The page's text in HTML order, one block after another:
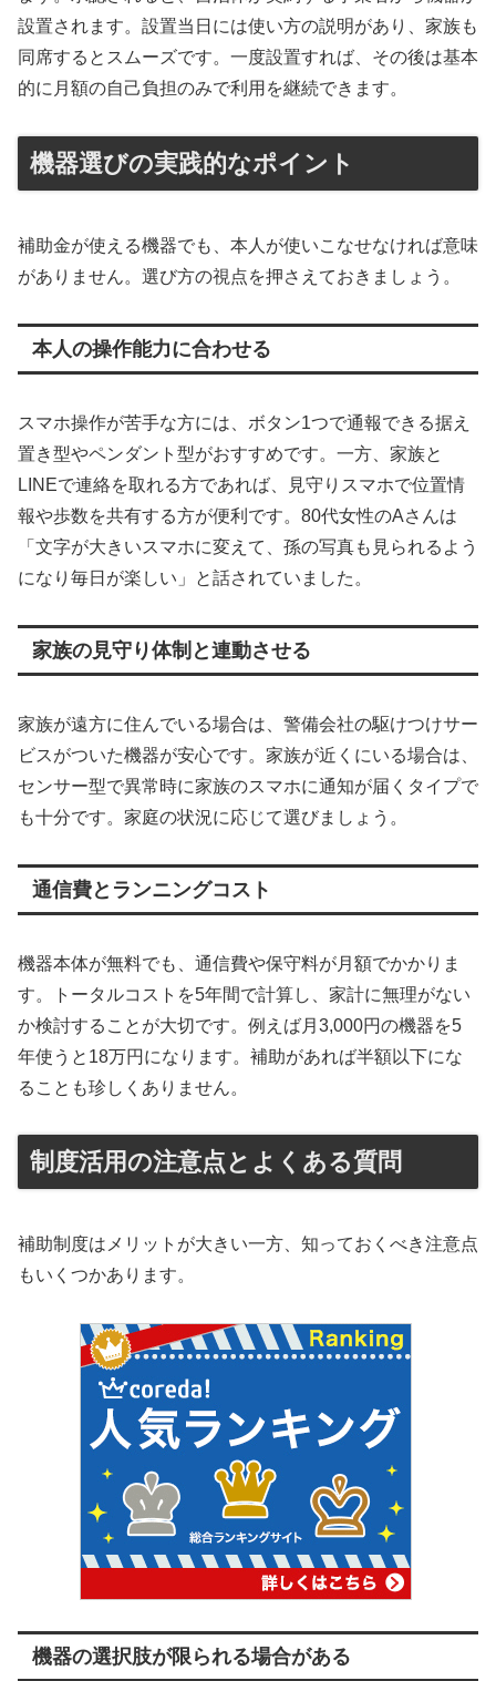
設置されます。設置当日には使い方の説明があり、家族も
同席するとスムーズです。一度設置すれば、その後は基本
的に月額の自己負担のみで利用を継続できます。
機器選びの実践的なポイント
補助金が使える機器でも、本人が使いこなせなければ意味
がありません。選び方の視点を押さえておきましょう。
本人の操作能力に合わせる
スマホ操作が苦手な方には、ボタン1つで通報できる据え
置き型やペンダント型がおすすめです。一方、家族と
LINEで連絡を取れる方であれば、見守りスマホで位置情
報や歩数を共有する方が便利です。80代女性のAさんは
「文字が大きいスマホに変えて、孫の写真も見られるよう
になり毎日が楽しい」と話されていました。
家族の見守り体制と連動させる
家族が遠方に住んでいる場合は、警備会社の駆けつけサー
ビスがついた機器が安心です。家族が近くにいる場合は、
センサー型で異常時に家族のスマホに通知が届くタイプで
も十分です。家庭の状況に応じて選びましょう。
通信費とランニングコスト
機器本体が無料でも、通信費や保守料が月額でかかりま
す。トータルコストを5年間で計算し、家計に無理がない
か検討することが大切です。例えば月3,000円の機器を5
年使うと18万円になります。補助があれば半額以下にな
ることも珍しくありません。
制度活用の注意点とよくある質問
補助制度はメリットが大きい一方、知っておくべき注意点
もいくつかあります。
機器の選択肢が限られる場合がある